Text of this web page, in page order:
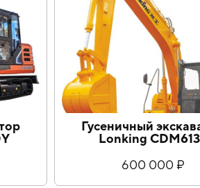
Гусеничный экскаватор
Lonking CDM6135
600 000 ₽